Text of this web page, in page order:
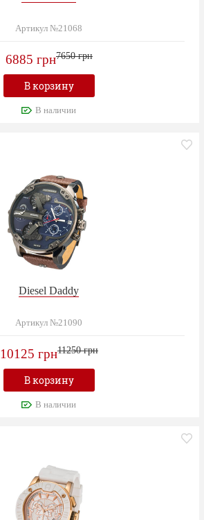
Артикул №21068
6885 грн7650 грн
В корзину
В наличии
Diesel Daddy
Артикул №21090
10125 грн11250 грн
В корзину
В наличии